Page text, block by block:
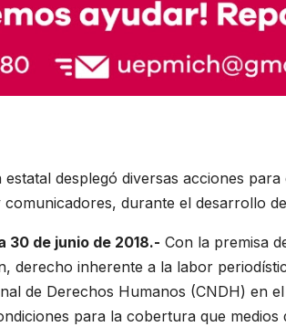
estatal desplegó diversas acciones
durante el desarrollo
30 de junio de 2018.- Con la premisa
derecho inherente a la labor
de Derechos Humanos (CNDH) en
para la cobertura que